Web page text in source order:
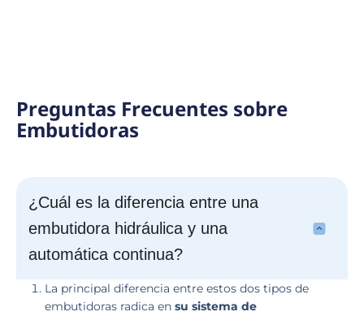
Preguntas Frecuentes sobre
Embutidoras
¿Cuál es la diferencia entre una
embutidora hidráulica y una
automática continua?
La principal diferencia entre estos dos tipos de
embutidoras radica en su sistema de